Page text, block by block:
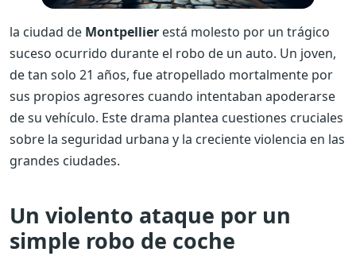
la ciudad de Montpellier está molesto por un trágico
suceso ocurrido durante el robo de un auto. Un joven,
de tan solo 21 años, fue atropellado mortalmente por
sus propios agresores cuando intentaban apoderarse
de su vehículo. Este drama plantea cuestiones cruciales
sobre la seguridad urbana y la creciente violencia en las
grandes ciudades.
Un violento ataque por un
simple robo de coche